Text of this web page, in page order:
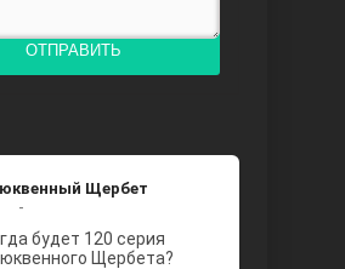
ОТПРАВИТЬ
Щербет
-
будет 120 серия
Щербета?